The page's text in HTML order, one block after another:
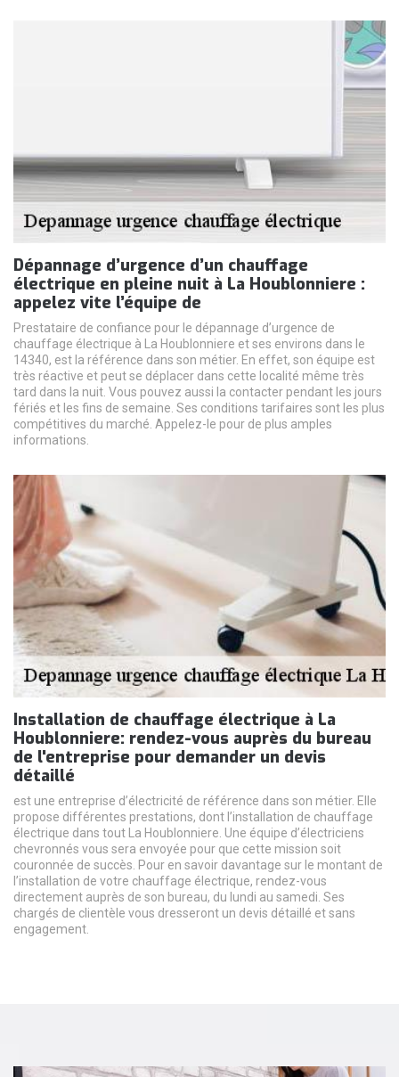
Dépannage d’urgence d’un chauffage
électrique en pleine nuit à La Houblonniere :
appelez vite l’équipe de
Prestataire de confiance pour le dépannage d’urgence de
chauffage électrique à La Houblonniere et ses environs dans le
14340, est la référence dans son métier. En effet, son équipe est
très réactive et peut se déplacer dans cette localité même très
tard dans la nuit. Vous pouvez aussi la contacter pendant les jours
fériés et les fins de semaine. Ses conditions tarifaires sont les plus
compétitives du marché. Appelez-le pour de plus amples
informations.
Installation de chauffage électrique à La
Houblonniere: rendez-vous auprès du bureau
de l'entreprise pour demander un devis
détaillé
est une entreprise d’électricité de référence dans son métier. Elle
propose différentes prestations, dont l’installation de chauffage
électrique dans tout La Houblonniere. Une équipe d’électriciens
chevronnés vous sera envoyée pour que cette mission soit
couronnée de succès. Pour en savoir davantage sur le montant de
l’installation de votre chauffage électrique, rendez-vous
directement auprès de son bureau, du lundi au samedi. Ses
chargés de clientèle vous dresseront un devis détaillé et sans
engagement.